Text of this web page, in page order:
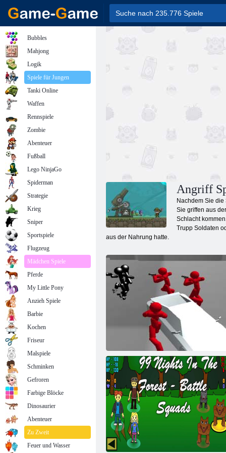
Angriff
Nachdem Sie
Sie griffen aus
Schlacht
Trupp Soldaten
aus der Nahrung hatte.
Kampfsimulator: Counter Stickman
Bubbles
Mahjong
Logik
Spiele für Jungen
Tanki Online
Waffen
Rennspiele
Zombie
Abenteuer
Fußball
Lego NinjaGo
Spiderman
Strategie
Krieg
Sniper
Sportspiele
Flugzeug
Mädchen Spiele
Pferde
My Little Pony
Anzieh Spiele
Barbie
Kochen
Friseur
Malspiele
Schminken
Gefroren
Farbige Blöcke
Dinosaurier
Abenteuer
Zu Zweit
Feuer und Wasser